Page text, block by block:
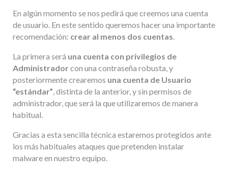
En algún momento se nos pedirá que creemos una cuenta
de usuario. En este sentido queremos hacer una importante
recomendación: crear al menos dos cuentas.
La primera será una cuenta con privilegios de
Administrador con una contraseña robusta, y
posteriormente crearemos una cuenta de Usuario
“estándar”, distinta de la anterior, y sin permisos de
administrador, que será la que utilizaremos de manera
habitual.
Gracias a esta sencilla técnica estaremos protegidos ante
los más habituales ataques que pretenden instalar
malware en nuestro equipo.